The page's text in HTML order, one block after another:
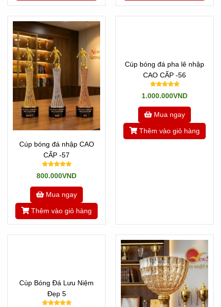
Cúp bóng đá nhập CAO
CẤP -57
800.000VND
Mua ngay
Thêm vào giỏ hàng
Cúp Bóng Đá Lưu Niệm
Đẹp 5